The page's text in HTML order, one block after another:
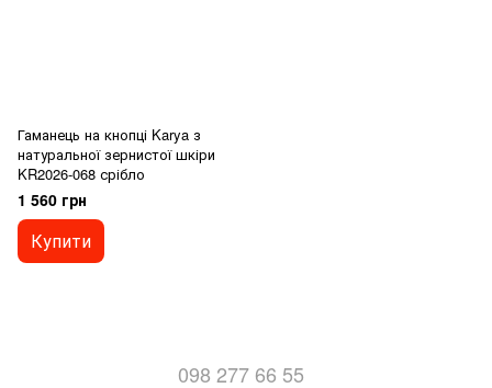
Гаманець на кнопці Karya з
натуральної зернистої шкіри
KR2026-068 срібло
1 560 грн
Купити
098 277 66 55